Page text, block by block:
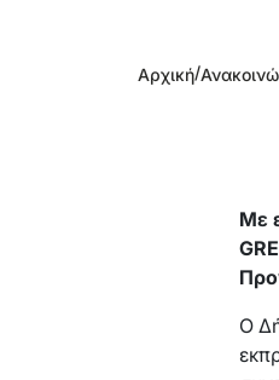
Αρχική/
Με
Ο